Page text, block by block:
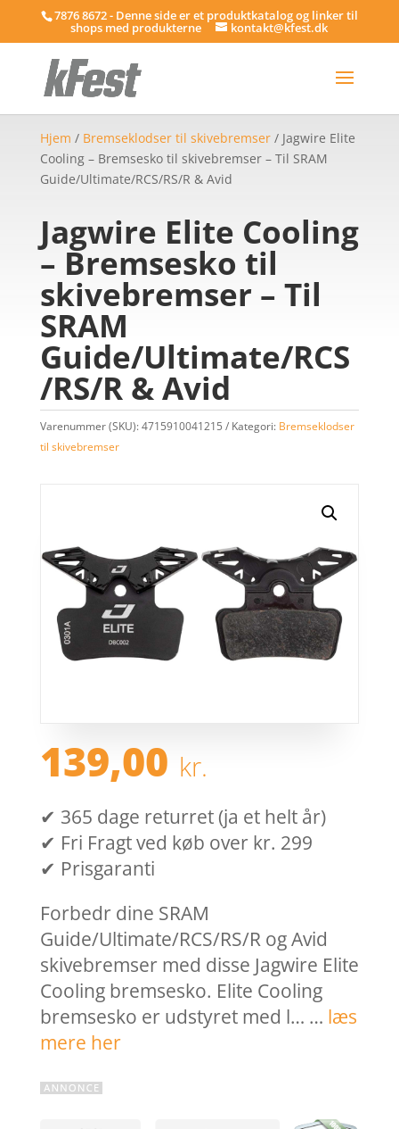
7876 8672 - Denne side er et produktkatalog og linker til
shops med produkterne kontakt@kfest.dk
Hjem / Bremseklodser til skivebremser/ Jagwire Elite
Cooling – Bremsesko til skivebremser – Til SRAM
Guide/Ultimate/RCS/RS/R & Avid
Jagwire Elite Cooling
– Bremsesko til
skivebremser – Til
SRAM
Guide/Ultimate/RCS
/RS/R & Avid
Varenummer (SKU):4715910041215 Kategori: Bremseklodser
til skivebremser
139,00 kr.
✔ 365 dage returret (ja et helt år)
✔ Fri Fragt ved køb over kr. 299
✔ Prisgaranti
Forbedr dine SRAM
Guide/Ultimate/RCS/RS/R og Avid
skivebremser med disse Jagwire Elite
Cooling bremsesko. Elite Cooling
bremsesko er udstyret med l… … læs
mere her